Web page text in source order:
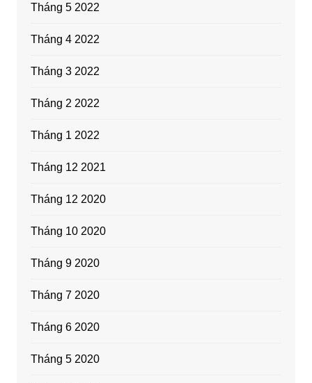
Tháng 5 2022
Tháng 4 2022
Tháng 3 2022
Tháng 2 2022
Tháng 1 2022
Tháng 12 2021
Tháng 12 2020
Tháng 10 2020
Tháng 9 2020
Tháng 7 2020
Tháng 6 2020
Tháng 5 2020